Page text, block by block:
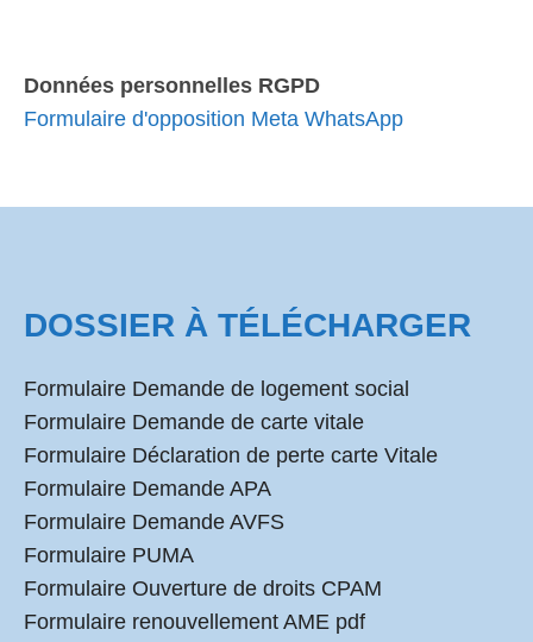
Données personnelles RGPD
Formulaire d'opposition Meta WhatsApp
DOSSIER À TÉLÉCHARGER
Formulaire Demande de logement social
Formulaire Demande de carte vitale
Formulaire Déclaration de perte carte Vitale
Formulaire Demande APA
Formulaire Demande AVFS
Formulaire PUMA
Formulaire Ouverture de droits CPAM
Formulaire renouvellement AME pdf